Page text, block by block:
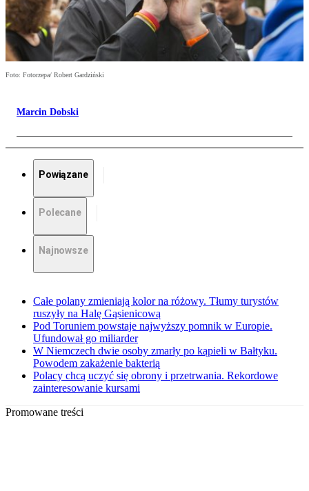
Foto: Fotorzepa/ Robert Gardziński
Marcin Dobski
Powiązane
Polecane
Najnowsze
Całe polany zmieniają kolor na różowy. Tłumy turystów
ruszyły na Halę Gąsienicową
Pod Toruniem powstaje najwyższy pomnik w Europie.
Ufundował go miliarder
W Niemczech dwie osoby zmarły po kąpieli w Bałtyku.
Powodem zakażenie bakterią
Polacy chcą uczyć się obrony i przetrwania. Rekordowe
zainteresowanie kursami
Promowane treści